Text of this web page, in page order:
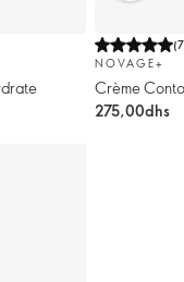
(
NOVAGE+
Crème
275,00dhs